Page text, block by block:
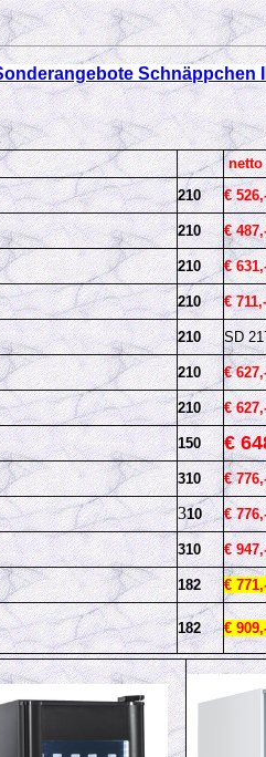
Schnäppchen
210 €
210 €
210 €
210 €
210 SD
210 €
210 €
150 €
310 €
310 €
310 €
182 €
182 €